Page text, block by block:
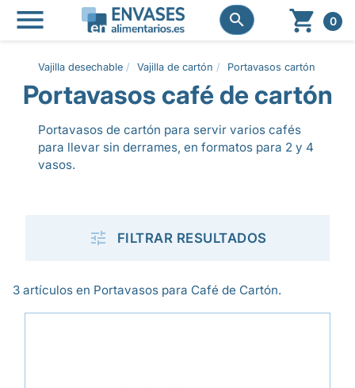
 
  0
Vajilla desechable Vajilla de cartón Portavasos cartón
Portavasos café de cartón
Portavasos de cartón para servir varios cafés
para llevar sin derrames, en formatos para 2 y 4
vasos.
 FILTRAR RESULTADOS
3 artículos en Portavasos para Café de Cartón.